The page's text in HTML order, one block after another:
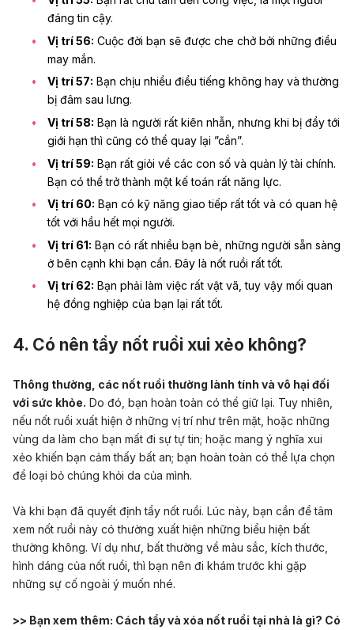
đáng tin cậy.
Vị trí 56: Cuộc đời bạn sẽ được che chở bởi những điều
may mắn.
Vị trí 57: Bạn chịu nhiều điều tiếng không hay và thường
bị đâm sau lưng.
Vị trí 58: Bạn là người rất kiên nhẫn, nhưng khi bị đẩy tới
giới hạn thì cũng có thể quay lại ”cắn”.
Vị trí 59: Bạn rất giỏi về các con số và quản lý tài chính.
Bạn có thể trở thành một kế toán rất năng lực.
Vị trí 60: Bạn có kỹ năng giao tiếp rất tốt và có quan hệ
tốt với hầu hết mọi người.
Vị trí 61: Bạn có rất nhiều bạn bè, những người sẵn sàng
ở bên cạnh khi bạn cần. Đây là nốt ruồi rất tốt.
Vị trí 62: Bạn phải làm việc rất vật vã, tuy vậy mối quan
hệ đồng nghiệp của bạn lại rất tốt.
4. Có nên tẩy nốt ruồi xui xẻo không?
Thông thường, các nốt ruồi thường lành tính và vô hại đối
với sức khỏe. Do đó, bạn hoàn toàn có thể giữ lại. Tuy nhiên,
nếu nốt ruồi xuất hiện ở những vị trí như trên mặt, hoặc những
vùng da làm cho bạn mất đi sự tự tin; hoặc mang ý nghĩa xui
xẻo khiến bạn cảm thấy bất an; bạn hoàn toàn có thể lựa chọn
để loại bỏ chúng khỏi da của mình.
Và khi bạn đã quyết định tẩy nốt ruồi. Lúc này, bạn cần để tâm
xem nốt ruồi này có thường xuất hiện những biểu hiện bất
thường không. Ví dụ như, bất thường về màu sắc, kích thước,
hình dáng của nốt ruồi, thì bạn nên đi khám trước khi gặp
những sự cố ngoài ý muốn nhé.
>> Bạn xem thêm: Cách tẩy và xóa nốt ruồi tại nhà là gì? Có